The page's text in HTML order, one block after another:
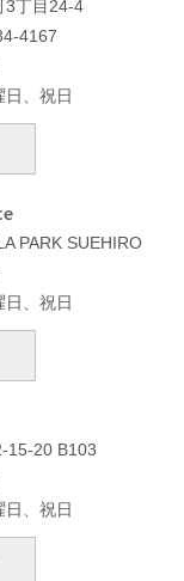
3丁目24-4
4167
、祝日
PARK SUEHIRO
、祝日
15-20 B103
、祝日